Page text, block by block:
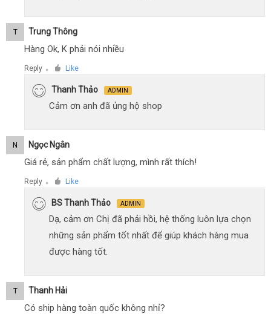
T Trung Thông
Hàng Ok, K phải nói nhiều
Reply ● Like
Thanh Thảo ADMIN
Cảm ơn anh đã ủng hộ shop
N Ngọc Ngân
Giá rẻ, sản phẩm chất lượng, mình rất thích!
Reply ● Like
BS Thanh Thảo ADMIN
Dạ, cảm ơn Chị đã phải hồi, hệ thống luôn lựa chọn
những sản phẩm tốt nhất để giúp khách hàng mua
được hàng tốt.
T Thanh Hải
Có ship hàng toàn quốc không nhỉ?